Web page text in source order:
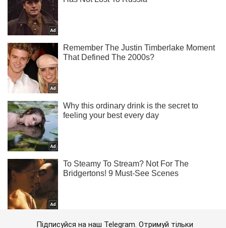
Підписуйся на наш Telegram. Отримуй тільки